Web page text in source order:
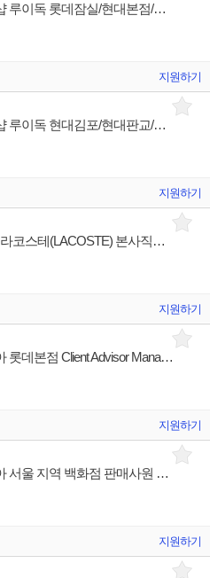
[Louisdog Boutique]명품 애견편집샵 루이독 롯데잠실/현대본점/현대목동 매니저/판매사원 채용
지원하기
[Louisdog Boutique]명품 애견편집샵 루이독 현대김포/현대판교/현대송도 매니저/판매사원 채용
지원하기
[10월 New Open]프리미엄 브랜드 라코스테(LACOSTE) 본사직영 성수플래그십 점장/부점장/판매사원
지원하기
[MONCLER] 명품 몽클레르 코리아 롯데본점 Client Advisor Manage(부점장) 채용
지원하기
[MONCLER] 명품 몽클레르 코리아 서울 지역 백화점 판매사원 채용
지원하기